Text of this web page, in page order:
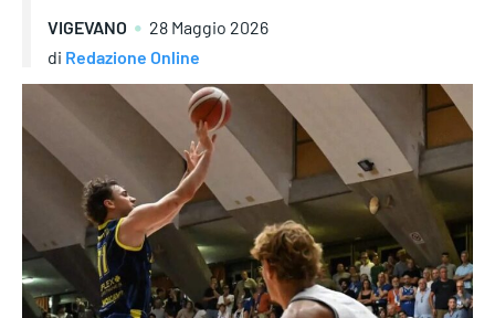
VIGEVANO
28 Maggio 2026
di Redazione Online